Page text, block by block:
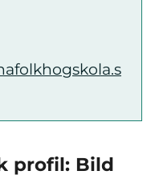
profil: Bild